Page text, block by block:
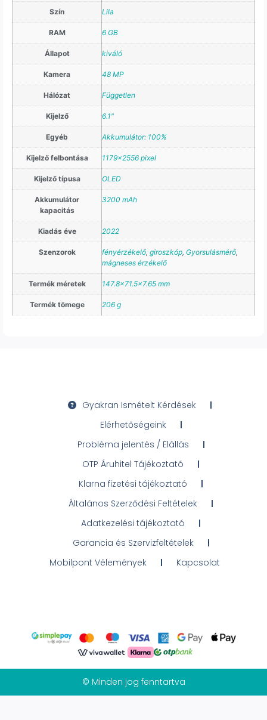
Szín Lila
RAM 6 GB
Állapot kiváló
Kamera 48 MP
Hálózat Független
Kijelző 6.1"
Egyéb Akkumulátor: 100%
Kijelző felbontása 1179×2556 pixel
Kijelző típusa OLED
Akkumulátor
kapacitás
3200 mAh
Kiadás éve 2022
Szenzorok fényérzékelő, giroszkóp, Gyorsulásmérő,
mágneses érzékelő
Termék méretek 147.8×71.5×7.65 mm
Termék tömege 206 g
Gyakran Ismételt Kérdések
Elérhetőségeink
Probléma jelentés / Elállás
OTP Áruhitel Tájékoztató
Klarna fizetési tájékoztató
Általános Szerződési Feltételek
Adatkezelési tájékoztató
Garancia és Szervizfeltételek
Mobilpont Vélemények
Kapcsolat
© Minden jog fenntartva